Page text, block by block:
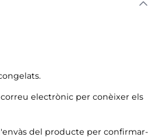
electrònic per conèixer els